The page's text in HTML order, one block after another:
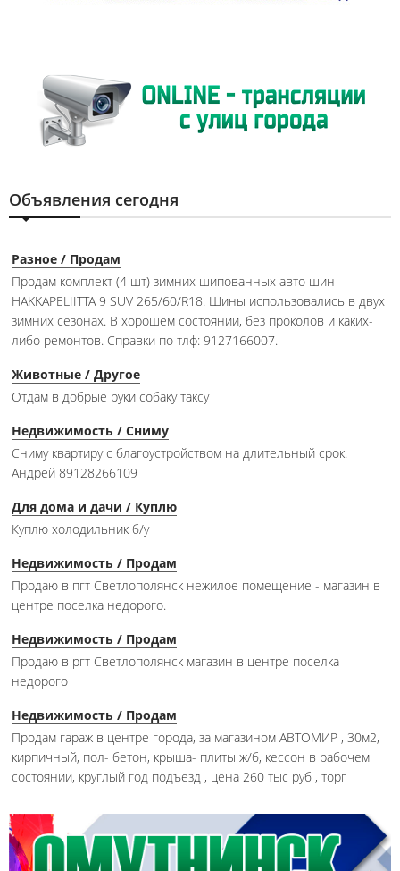
Объявления сегодня
Разное / Продам
Продам комплект (4 шт) зимних шипованных авто шин
HAKKAPELIITTA 9 SUV 265/60/R18. Шины использовались в двух
зимних сезонах. В хорошем состоянии, без проколов и каких-
либо ремонтов. Справки по тлф: 9127166007.
Животные / Другое
Отдам в добрые руки собаку таксу
Недвижимость / Сниму
Сниму квартиру с благоустройством на длительный срок.
Андрей 89128266109
Для дома и дачи / Куплю
Куплю холодильник б/у
Недвижимость / Продам
Продаю в пгт Светлополянск нежилое помещение - магазин в
центре поселка недорого.
Недвижимость / Продам
Продаю в ргт Светлополянск магазин в центре поселка
недорого
Недвижимость / Продам
Продам гараж в центре города, за магазином АВТОМИР , 30м2,
кирпичный, пол- бетон, крыша- плиты ж/б, кессон в рабочем
состоянии, круглый год подъезд , цена 260 тыс руб , торг